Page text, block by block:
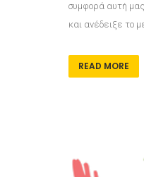
συμφορά αυτή
και ανέδειξε το
READ MORE